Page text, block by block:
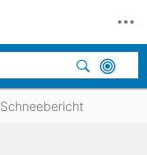
Schneebericht